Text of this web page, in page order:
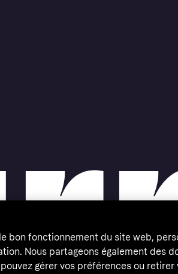
bon fonctionnement du site web,
Nous partageons également des
gérer vos préférences ou retirer